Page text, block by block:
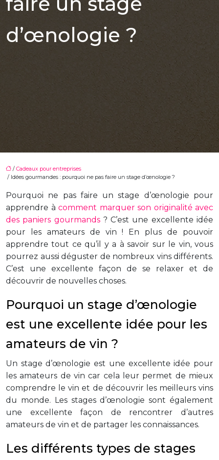
d’œnologie ?
/ Cadeaux pour entreprises
/ Idées gourmandes : pourquoi ne pas faire un stage d’œnologie ?
Pourquoi ne pas faire un stage d’œnologie pour
apprendre à comment marquer son originalité avec
des paniers gourmands? C’est une excellente idée
pour les amateurs de vin ! En plus de pouvoir
apprendre tout ce qu’il y a à savoir sur le vin, vous
pourrez aussi déguster de nombreux vins différents.
C’est une excellente façon de se relaxer et de
découvrir de nouvelles choses.
Pourquoi un stage d’œnologie
est une excellente idée pour les
amateurs de vin ?
Un stage d’œnologie est une excellente idée pour
les amateurs de vin car cela leur permet de mieux
comprendre le vin et de découvrir les meilleurs vins
du monde. Les stages d’œnologie sont également
une excellente façon de rencontrer d’autres
amateurs de vin et de partager les connaissances.
Les différents types de stages